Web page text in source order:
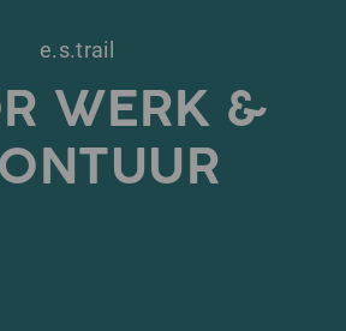
e.s.trail
WERK &